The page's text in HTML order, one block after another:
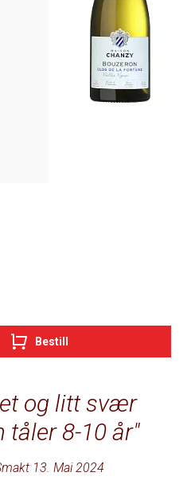
og litt svær
tåler 8-10 år
13. Mai 2024
Bestill